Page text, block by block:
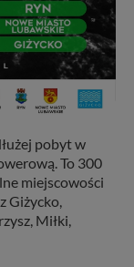
pobyt w
To 300
miejscowości
Giżycko,
Miłki,